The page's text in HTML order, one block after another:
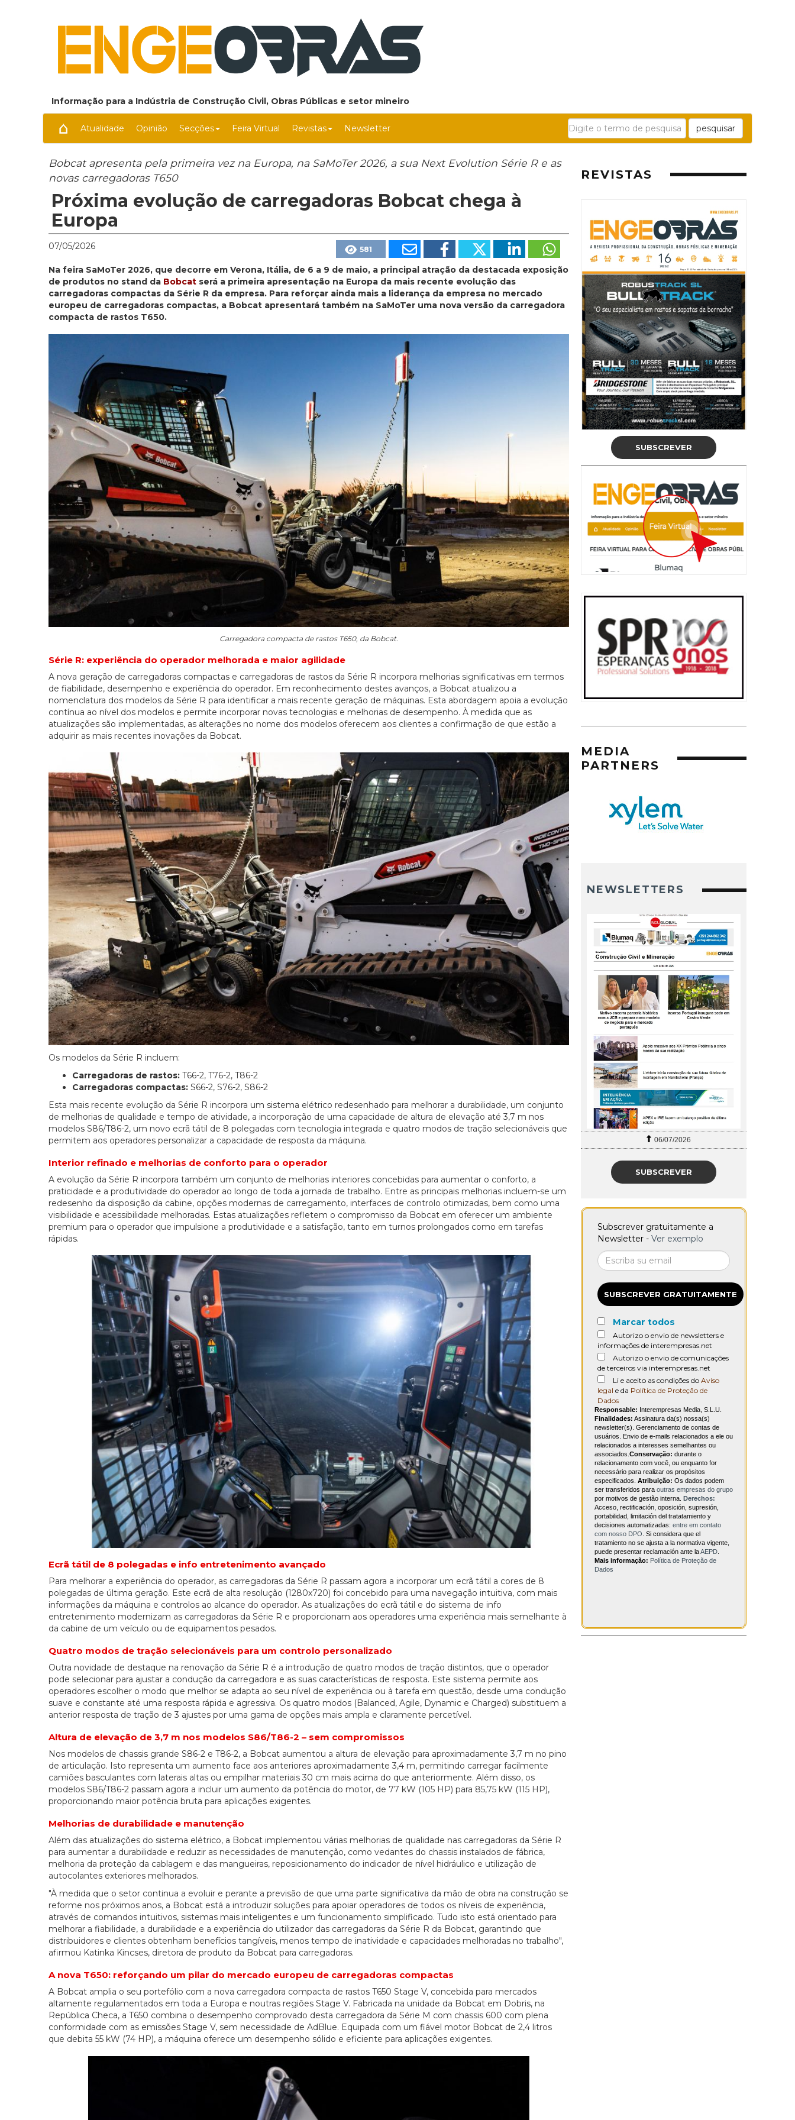
Informação para a Indústria de Construção Civil, Obras Públicas e setor mineiro
Atualidade Opinião Secções Feira Virtual Revistas Newsletter pesquisar
Bobcat apresenta pela primeira vez na Europa, na SaMoTer 2026, a sua Next Evolution Série R e as
novas carregadoras T650
Próxima evolução de carregadoras Bobcat chega à
Europa
07/05/2026 581
Na feira SaMoTer 2026, que decorre em Verona, Itália, de 6 a 9 de maio, a principal atração da destacada exposição
de produtos no stand da Bobcat será a primeira apresentação na Europa da mais recente evolução das
carregadoras compactas da Série R da empresa. Para reforçar ainda mais a liderança da empresa no mercado
europeu de carregadoras compactas, a Bobcat apresentará também na SaMoTer uma nova versão da carregadora
compacta de rastos T650.
Carregadora compacta de rastos T650, da Bobcat.
Série R: experiência do operador melhorada e maior agilidade
A nova geração de carregadoras compactas e carregadoras de rastos da Série R incorpora melhorias significativas em termos
de fiabilidade, desempenho e experiência do operador. Em reconhecimento destes avanços, a Bobcat atualizou a
nomenclatura dos modelos da Série R para identificar a mais recente geração de máquinas. Esta abordagem apoia a evolução
contínua ao nível dos modelos e permite incorporar novas tecnologias e melhorias de desempenho. À medida que as
atualizações são implementadas, as alterações no nome dos modelos oferecem aos clientes a confirmação de que estão a
adquirir as mais recentes inovações da Bobcat.
Os modelos da Série R incluem:
Carregadoras de rastos: T66-2, T76-2, T86-2
Carregadoras compactas: S66-2, S76-2, S86-2
Esta mais recente evolução da Série R incorpora um sistema elétrico redesenhado para melhorar a durabilidade, um conjunto
de melhorias de qualidade e tempo de atividade, a incorporação de uma capacidade de altura de elevação até 3,7 m nos
modelos S86/T86-2, um novo ecrã tátil de 8 polegadas com tecnologia integrada e quatro modos de tração selecionáveis que
permitem aos operadores personalizar a capacidade de resposta da máquina.
Interior refinado e melhorias de conforto para o operador
A evolução da Série R incorpora também um conjunto de melhorias interiores concebidas para aumentar o conforto, a
praticidade e a produtividade do operador ao longo de toda a jornada de trabalho. Entre as principais melhorias incluem-se um
redesenho da disposição da cabine, opções modernas de carregamento, interfaces de controlo otimizadas, bem como uma
visibilidade e acessibilidade melhoradas. Estas atualizações refletem o compromisso da Bobcat em oferecer um ambiente
premium para o operador que impulsione a produtividade e a satisfação, tanto em turnos prolongados como em tarefas
rápidas.
Ecrã tátil de 8 polegadas e info entretenimento avançado
Para melhorar a experiência do operador, as carregadoras da Série R passam agora a incorporar um ecrã tátil a cores de 8
polegadas de última geração. Este ecrã de alta resolução (1280x720) foi concebido para uma navegação intuitiva, com mais
informações da máquina e controlos ao alcance do operador. As atualizações do ecrã tátil e do sistema de info
entretenimento modernizam as carregadoras da Série R e proporcionam aos operadores uma experiência mais semelhante à
da cabine de um veículo ou de equipamentos pesados.
Quatro modos de tração selecionáveis para um controlo personalizado
Outra novidade de destaque na renovação da Série R é a introdução de quatro modos de tração distintos, que o operador
pode selecionar para ajustar a condução da carregadora e as suas características de resposta. Este sistema permite aos
operadores escolher o modo que melhor se adapta ao seu nível de experiência ou à tarefa em questão, desde uma condução
suave e constante até uma resposta rápida e agressiva. Os quatro modos (Balanced, Agile, Dynamic e Charged) substituem a
anterior resposta de tração de 3 ajustes por uma gama de opções mais ampla e claramente percetível.
Altura de elevação de 3,7 m nos modelos S86/T86-2 – sem compromissos
Nos modelos de chassis grande S86-2 e T86-2, a Bobcat aumentou a altura de elevação para aproximadamente 3,7 m no pino
de articulação. Isto representa um aumento face aos anteriores aproximadamente 3,4 m, permitindo carregar facilmente
camiões basculantes com laterais altas ou empilhar materiais 30 cm mais acima do que anteriormente. Além disso, os
modelos S86/T86-2 passam agora a incluir um aumento da potência do motor, de 77 kW (105 HP) para 85,75 kW (115 HP),
proporcionando maior potência bruta para aplicações exigentes.
Melhorias de durabilidade e manutenção
Além das atualizações do sistema elétrico, a Bobcat implementou várias melhorias de qualidade nas carregadoras da Série R
para aumentar a durabilidade e reduzir as necessidades de manutenção, como vedantes do chassis instalados de fábrica,
melhoria da proteção da cablagem e das mangueiras, reposicionamento do indicador de nível hidráulico e utilização de
autocolantes exteriores melhorados.
"À medida que o setor continua a evoluir e perante a previsão de que uma parte significativa da mão de obra na construção se
reforme nos próximos anos, a Bobcat está a introduzir soluções para apoiar operadores de todos os níveis de experiência,
através de comandos intuitivos, sistemas mais inteligentes e um funcionamento simplificado. Tudo isto está orientado para
melhorar a fiabilidade, a durabilidade e a experiência do utilizador das carregadoras da Série R da Bobcat, garantindo que
distribuidores e clientes obtenham benefícios tangíveis, menos tempo de inatividade e capacidades melhoradas no trabalho",
afirmou Katinka Kincses, diretora de produto da Bobcat para carregadoras.
A nova T650: reforçando um pilar do mercado europeu de carregadoras compactas
A Bobcat amplia o seu portefólio com a nova carregadora compacta de rastos T650 Stage V, concebida para mercados
altamente regulamentados em toda a Europa e noutras regiões Stage V. Fabricada na unidade da Bobcat em Dobris, na
República Checa, a T650 combina o desempenho comprovado desta carregadora da Série M com chassis 600 com plena
conformidade com as emissões Stage V, sem necessidade de AdBlue. Equipada com um fiável motor Bobcat de 2,4 litros
que debita 55 kW (74 HP), a máquina oferece um desempenho sólido e eficiente para aplicações exigentes.
REVISTAS
SUBSCREVER
MEDIA
PARTNERS
NEWSLETTERS
06/07/2026 06/07/2026
SUBSCREVER
Subscrever gratuitamente a
Newsletter - Ver exemplo
SUBSCREVER GRATUITAMENTE
Marcar todos
Autorizo o envio de newsletters e
informações de interempresas.net
Autorizo o envio de comunicações
de terceiros via interempresas.net
Li e aceito as condições do Aviso
legal e da Política de Proteção de
Dados
Responsable: Interempresas Media, S.L.U.
Finalidades: Assinatura da(s) nossa(s)
newsletter(s). Gerenciamento de contas de
usuários. Envio de e-mails relacionados a ele ou
relacionados a interesses semelhantes ou
associados. Conservação: durante o
relacionamento com você, ou enquanto for
necessário para realizar os propósitos
especificados. Atribuição: Os dados podem
ser transferidos para outras empresas do grupo
por motivos de gestão interna. Derechos:
Acceso, rectificación, oposición, supresión,
portabilidad, limitación del tratatamiento y
decisiones automatizadas: entre em contato
com nosso DPO . Si considera que el
tratamiento no se ajusta a la normativa vigente,
puede presentar reclamación ante laAEPD
Mais informação: Política de Proteção de
Dados